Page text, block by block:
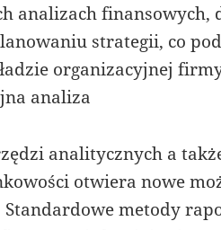
analizach finansowych,
strategii, co
organizacyjnej
analiza
analitycznych a
otwiera nowe
metody